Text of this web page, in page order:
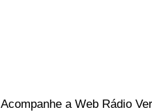
Acompanhe a Web Rádio